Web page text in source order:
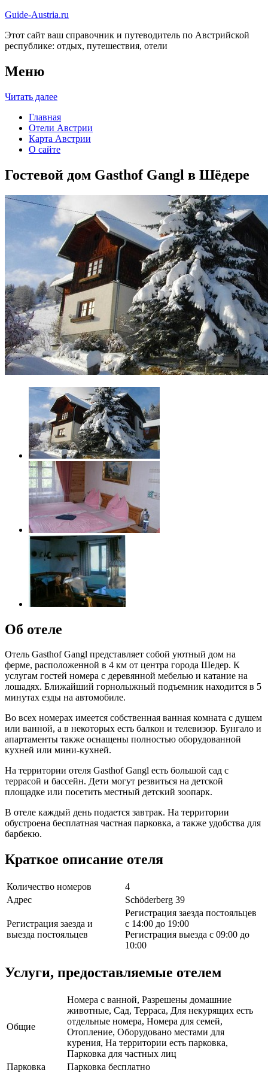
Guide-Austria.ru
Этот сайт ваш справочник и путеводитель по Австрийской
республике: отдых, путешествия, отели
Меню
Читать далее
Главная
Отели Австрии
Карта Австрии
О сайте
Гостевой дом Gasthof Gangl в Шёдере
Об отеле
Отель Gasthof Gangl представляет собой уютный дом на
ферме, расположенной в 4 км от центра города Шедер. К
услугам гостей номера с деревянной мебелью и катание на
лошадях. Ближайший горнолыжный подъемник находится в 5
минутах езды на автомобиле.
Во всех номерах имеется собственная ванная комната с душем
или ванной, а в некоторых есть балкон и телевизор. Бунгало и
апартаменты также оснащены полностью оборудованной
кухней или мини-кухней.
На территории отеля Gasthof Gangl есть большой сад с
террасой и бассейн. Дети могут резвиться на детской
площадке или посетить местный детский зоопарк.
В отеле каждый день подается завтрак. На территории
обустроена бесплатная частная парковка, а также удобства для
барбекю.
Краткое описание отеля
Количество номеров
4
Адрес
Schöderberg 39
Регистрация заезда и
выезда постояльцев
Регистрация заезда постояльцев
с 14:00 до 19:00
Регистрация выезда с 09:00 до
10:00
Услуги, предоставляемые отелем
Общие
Номера с ванной, Разрешены домашние
животные, Сад, Терраса, Для некурящих есть
отдельные номера, Номера для семей,
Отопление, Оборудовано местами для
курения, На территории есть парковка,
Парковка для частных лиц
Парковка
Парковка бесплатно